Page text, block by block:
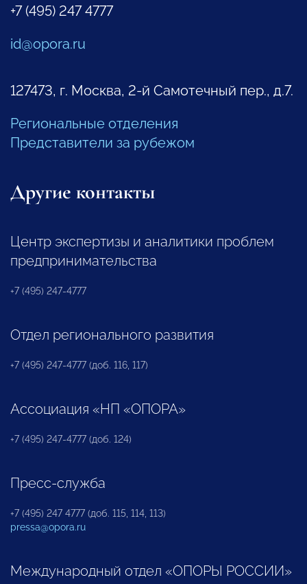
+7 (495) 247 4777
id@opora.ru
127473, г. Москва, 2-й Самотечный пер., д.7.
Региональные отделения
Представители за рубежом
Другие контакты
Центр экспертизы и аналитики проблем
предпринимательства
+7 (495) 247-4777
Отдел регионального развития
+7 (495) 247-4777 (доб. 116, 117)
Ассоциация «НП «ОПОРА»
+7 (495) 247-4777 (доб. 124)
Пресс-служба
+7 (495) 247 4777 (доб. 115, 114, 113)
pressa@opora.ru
Международный отдел «ОПОРЫ РОССИИ»